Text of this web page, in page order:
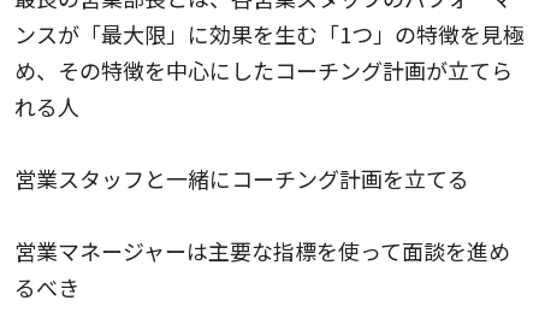
ンスが「最大限」に効果を生む「1つ」の特徴を見極
め、その特徴を中心にしたコーチング計画が立てら
れる人
営業スタッフと一緒にコーチング計画を立てる
営業マネージャーは主要な指標を使って面談を進め
るべき